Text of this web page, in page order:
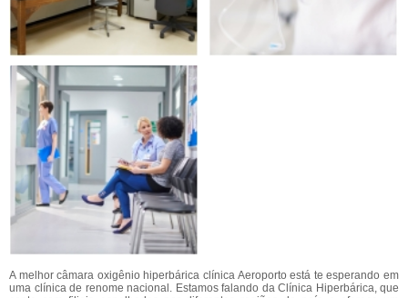
A melhor câmara oxigênio hiperbárica clínica Aeroporto está te esperando em
uma clínica de renome nacional. Estamos falando da Clínica Hiperbárica, que